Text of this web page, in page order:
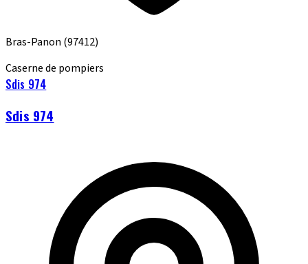
Bras-Panon (97412)
Caserne de pompiers
Sdis 974
Sdis 974